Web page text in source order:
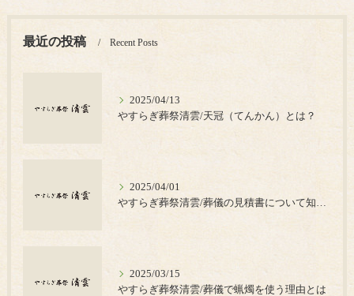
最近の投稿 Recent Posts
2025/04/13
やすらぎ葬祭清雲/天冠（てんかん）とは？
2025/04/01
2025/03/15
やすらぎ葬祭清雲/葬儀で蝋燭を使う理由とは